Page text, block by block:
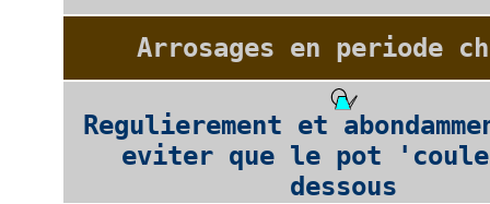
Arrosages en periode
Regulierement et
eviter que le pot
dessous